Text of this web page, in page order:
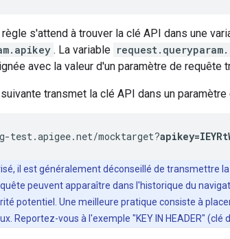
s'attend à trouver la clé API dans une
. La variable
avec la valeur d'un paramètre de requête
suivante transmet la clé API dans un paramètre
test.apigee.net/mocktarget?
il est généralement déconseillé de transmettre
peuvent apparaître dans l'historique du
potentiel. Une meilleure pratique consiste à
Reportez-vous à l'exemple "KEY IN HEADER"